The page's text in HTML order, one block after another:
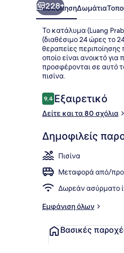
228+
ΕπισκόπησηΔωμάτια
Το κατάλυμα (Luang
(διαθέσιμο 24 ώρες το
θεραπείες
οποίο είναι ανοικτό
προσφέρονται σε αυτό
πισίνα.
Σχόλια
9,49,4 στα 10
Εξαιρετικό
Δείτε και τα 80 σχόλια
Δημοφιλείς
Πισίνα
Μεταφορά από/
Δωρεάν ασύρματο
Εμφάνιση όλων
Βασικές